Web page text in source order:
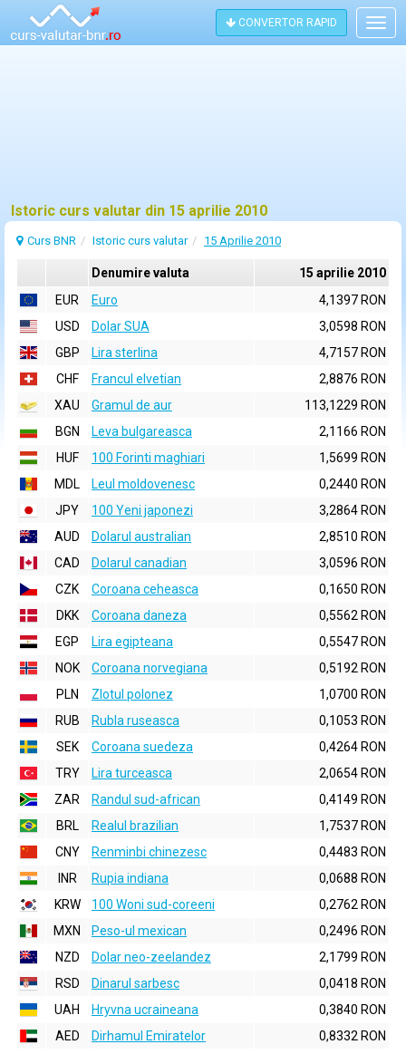
CONVERTOR RAPID
Istoric curs valutar din 15 aprilie 2010
Curs BNR Istoric curs valutar 15 Aprilie 2010
Denumire valuta
15 aprilie 2010
EUR
Euro
4,1397 RON
USD
Dolar SUA
3,0598 RON
GBP
Lira sterlina
4,7157 RON
CHF
Francul elvetian
2,8876 RON
XAU
Gramul de aur
113,1229 RON
BGN
Leva bulgareasca
2,1166 RON
HUF
100 Forinti maghiari
1,5699 RON
MDL
Leul moldovenesc
0,2440 RON
JPY
100 Yeni japonezi
3,2864 RON
AUD
Dolarul australian
2,8510 RON
CAD
Dolarul canadian
3,0596 RON
CZK
Coroana ceheasca
0,1650 RON
DKK
Coroana daneza
0,5562 RON
EGP
Lira egipteana
0,5547 RON
NOK
Coroana norvegiana
0,5192 RON
PLN
Zlotul polonez
1,0700 RON
RUB
Rubla ruseasca
0,1053 RON
SEK
Coroana suedeza
0,4264 RON
TRY
Lira turceasca
2,0654 RON
ZAR
Randul sud-african
0,4149 RON
BRL
Realul brazilian
1,7537 RON
CNY
Renminbi chinezesc
0,4483 RON
INR
Rupia indiana
0,0688 RON
KRW
100 Woni sud-coreeni
0,2762 RON
MXN
Peso-ul mexican
0,2496 RON
NZD
Dolar neo-zeelandez
2,1799 RON
RSD
Dinarul sarbesc
0,0418 RON
UAH
Hryvna ucraineana
0,3840 RON
AED
Dirhamul Emiratelor
0,8332 RON